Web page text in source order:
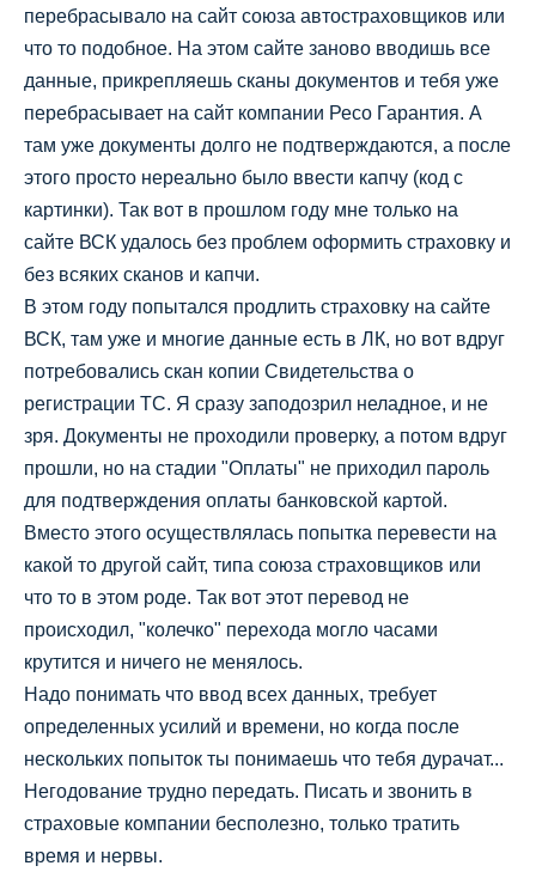
перебрасывало на сайт союза автостраховщиков или
что то подобное. На этом сайте заново вводишь все
данные, прикрепляешь сканы документов и тебя уже
перебрасывает на сайт компании Ресо Гарантия. А
там уже документы долго не подтверждаются, а после
этого просто нереально было ввести капчу (код с
картинки). Так вот в прошлом году мне только на
сайте ВСК удалось без проблем оформить страховку и
без всяких сканов и капчи.
В этом году попытался продлить страховку на сайте
ВСК, там уже и многие данные есть в ЛК, но вот вдруг
потребовались скан копии Свидетельства о
регистрации ТС. Я сразу заподозрил неладное, и не
зря. Документы не проходили проверку, а потом вдруг
прошли, но на стадии "Оплаты" не приходил пароль
для подтверждения оплаты банковской картой.
Вместо этого осуществлялась попытка перевести на
какой то другой сайт, типа союза страховщиков или
что то в этом роде. Так вот этот перевод не
происходил, "колечко" перехода могло часами
крутится и ничего не менялось.
Надо понимать что ввод всех данных, требует
определенных усилий и времени, но когда после
нескольких попыток ты понимаешь что тебя дурачат...
Негодование трудно передать. Писать и звонить в
страховые компании бесполезно, только тратить
время и нервы.